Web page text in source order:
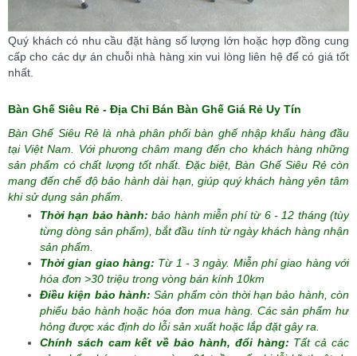
Quý khách có nhu cầu đặt hàng số lượng lớn hoặc hợp đồng cung
cấp cho các dự án chuỗi nhà hàng xin vui lòng liên hệ để có giá tốt
nhất.
Bàn Ghế Siêu Rẻ - Địa Chỉ Bán Bàn Ghế Giá Rẻ Uy Tín
Bàn Ghế Siêu Rẻ là nhà phân phối bàn ghế nhập khẩu hàng đầu
tại Việt Nam. Với phương châm mang đến cho khách hàng những
sản phẩm có chất lượng tốt nhất. Đặc biệt, Bàn Ghế Siêu Rẻ còn
mang đến chế độ bảo hành dài hạn, giúp quý khách hàng yên tâm
khi sử dụng sản phẩm.
Thời hạn bảo hành:bảo hành miễn phí từ 6 - 12 tháng (tùy
từng dòng sản phẩm), bắt đầu tính từ ngày khách hàng nhận
sản phẩm.
Thời gian giao hàng: Từ 1 - 3 ngày. Miễn phí giao hàng với
hóa đơn >30 triệu trong vòng bán kính 10km
Điều kiện bảo hành:Sản phẩm còn thời hạn bảo hành, còn
phiếu bảo hành hoặc hóa đơn mua hàng. Các sản phẩm hư
hỏng được xác định do lỗi sản xuất hoặc lắp đặt gây ra.
Chính sách cam kết về bảo hành, đổi hàng: Tất cả các